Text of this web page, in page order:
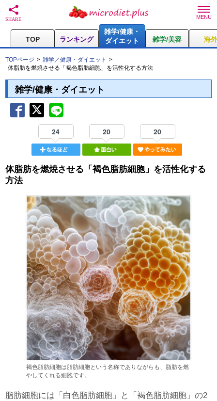
TOP ランキング
雑学/健康・
ダイエット
雑学/美容 海
TOPページ
雑学／健康・ダイエット
体脂肪を燃焼させる「褐色脂肪細胞」を活性化する方法
雑学/健康・ダイエット
24 20 20
体脂肪を燃焼させる「褐色脂肪細胞」を活性化する
方法
褐色脂肪細胞は脂肪細胞という名称でありながらも、脂肪を燃
やしてくれる細胞です。
脂肪細胞には「白色脂肪細胞」と「褐色脂肪細胞」の2